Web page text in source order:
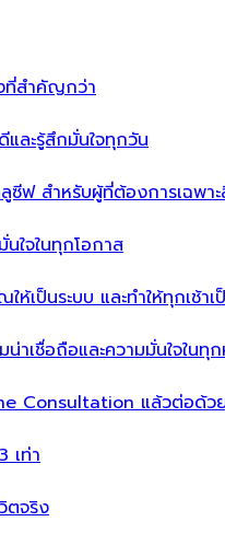
ที่สำคัญกว่า
ละรู้สึกมั่นใจทุกวัน
ซีฟ สำหรับผู้ที่ต้องการเฉพา
ใจในทุกโอกาส
เป็นระบบ และทำให้ทุกเช้าเ
เชื่อถือและความมั่นใจในทุก
Consultation แล้วต่อด้
เท่า
ตจริง